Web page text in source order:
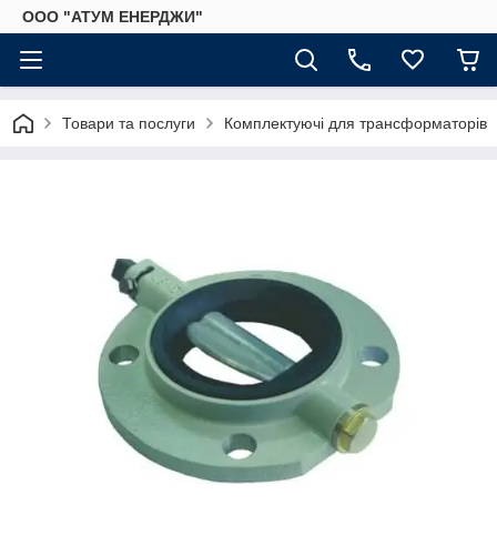
ООО "АТУМ ЕНЕРДЖИ"
Товари та послуги Комплектуючі для трансформаторів